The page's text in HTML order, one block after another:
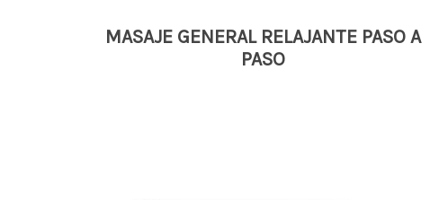
MASAJE GENERAL RELAJANTE PASO A
PASO